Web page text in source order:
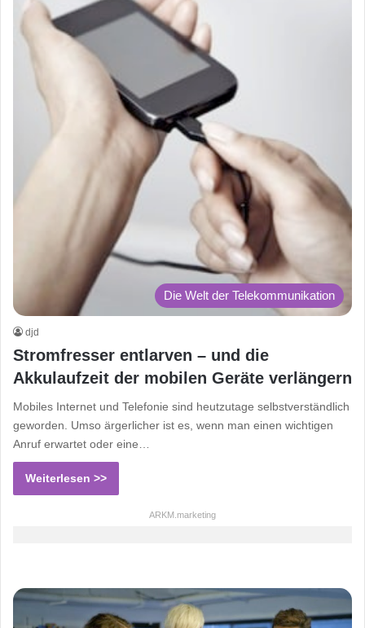
Die Welt der Telekommunikation
djd
Stromfresser entlarven – und die
Akkulaufzeit der mobilen Geräte verlängern
Mobiles Internet und Telefonie sind heutzutage selbstverständlich
geworden. Umso ärgerlicher ist es, wenn man einen wichtigen
Anruf erwartet oder eine…
Weiterlesen >>
ARKM.marketing